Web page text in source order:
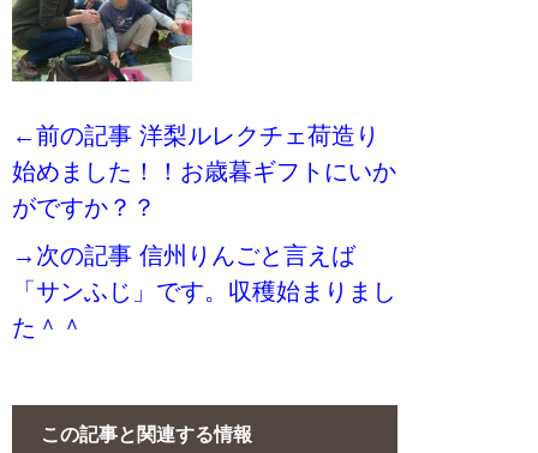
←前の記事 洋梨ルレクチェ荷造り
始めました！！お歳暮ギフトにいか
がですか？？
→次の記事 信州りんごと言えば
「サンふじ」です。収穫始まりまし
た＾＾
この記事と関連する情報